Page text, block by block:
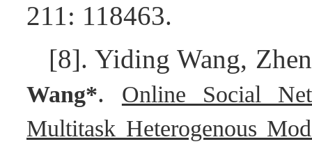
211: 118463.
[8]. Yiding Wang,
Wang*.
Online Social
Multitask Heterogenous